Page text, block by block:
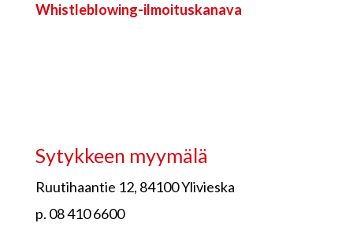
Whistleblowing-ilmoituskanava
Sytykkeen myymälä
Ruutihaantie 12, 84100 Ylivieska
p. 08 410 6600